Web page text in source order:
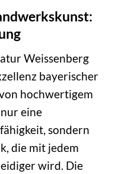
Weissenberg
bayerischer
hochwertigem
eine
sondern
die mit jedem
wird. Die